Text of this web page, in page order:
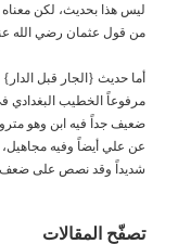
ليس هذا بحديث، لكن
من قول عثمان رضي الله
أما حديث {الجار قبل
مرفوعاً الخطيب البغدادي
ضعيف جداً فيه ابن وهو
عن علي أيضاً وفيه
شديداً وقد نصص على ضعف
تصفّح المقالات